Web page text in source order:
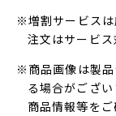
※増割サービスは
注文はサービス
※商品画像は製品
る場合がござ
商品情報等をご